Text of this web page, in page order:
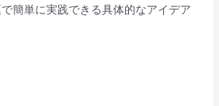
簡単に実践できる具体的なアイデア